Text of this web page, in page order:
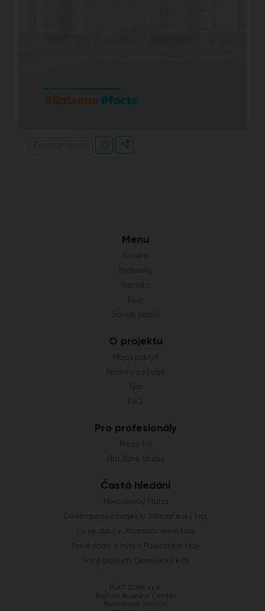
Menu
Kariéra
Podmínky
Kontakt
Blog
Slovník pojmů
O projektu
Mapa pokrytí
Novinky z vývoje
Tým
FAQ
Pro profesionály
Press-kit
Flat Zone Studio
Častá hledání
Novostavby Praha
Developerské projekty Středočeský kraj
Co se staví v Jihomoravském kraji
Nové domy a byty v Plzeňském kraji
Nové projekty Olomoucký kraj